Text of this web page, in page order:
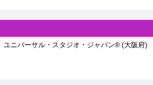
ニバーサル・スタジオ・ジャパン® (大阪府)